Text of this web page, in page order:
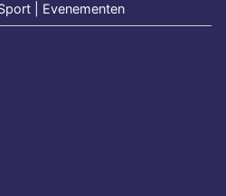
| Evenementen